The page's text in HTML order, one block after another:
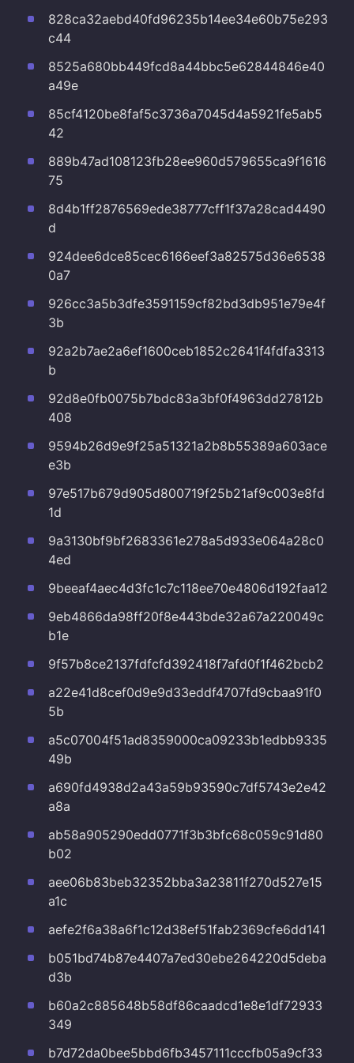
828ca32aebd40fd96235b14ee34e60b75e293
c44
8525a680bb449fcd8a44bbc5e62844846e40
a49e
85cf4120be8faf5c3736a7045d4a5921fe5ab5
42
889b47ad108123fb28ee960d579655ca9f1616
75
8d4b1ff2876569ede38777cff1f37a28cad4490
d
924dee6dce85cec6166eef3a82575d36e6538
0a7
926cc3a5b3dfe3591159cf82bd3db951e79e4f
3b
92a2b7ae2a6ef1600ceb1852c2641f4fdfa3313
b
92d8e0fb0075b7bdc83a3bf0f4963dd27812b
408
9594b26d9e9f25a51321a2b8b55389a603ace
e3b
97e517b679d905d800719f25b21af9c003e8fd
1d
9a3130bf9bf2683361e278a5d933e064a28c0
4ed
9beeaf4aec4d3fc1c7c118ee70e4806d192faa12
9eb4866da98ff20f8e443bde32a67a220049c
b1e
9f57b8ce2137fdfcfd392418f7afd0f1f462bcb2
a22e41d8cef0d9e9d33eddf4707fd9cbaa91f0
5b
a5c07004f51ad8359000ca09233b1edbb9335
49b
a690fd4938d2a43a59b93590c7df5743e2e42
a8a
ab58a905290edd0771f3b3bfc68c059c91d80
b02
aee06b83beb32352bba3a23811f270d527e15
a1c
aefe2f6a38a6f1c12d38ef51fab2369cfe6dd141
b051bd74b87e4407a7ed30ebe264220d5deba
d3b
b60a2c885648b58df86caadcd1e8e1df72933
349
b7d72da0bee5bbd6fb3457111cccfb05a9cf33